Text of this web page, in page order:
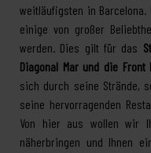
weitläufigsten in Barcelona.
einige von großer
werden. Dies gilt für das
Diagonal Mar und die Front
sich durch seine Strände,
seine hervorragenden
Von hier aus wollen wir
näherbringen und Ihnen